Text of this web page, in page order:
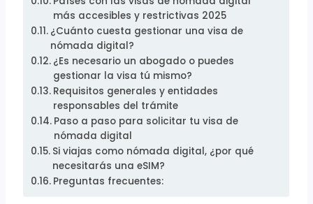
más accesibles y restrictivas 2025
¿Cuánto cuesta gestionar una visa de
nómada digital?
¿Es necesario un abogado o puedes
gestionar la visa tú mismo?
Requisitos generales y entidades
responsables del trámite
Paso a paso para solicitar tu visa de
nómada digital
Si viajas como nómada digital, ¿por qué
necesitarás una eSIM?
Preguntas frecuentes: